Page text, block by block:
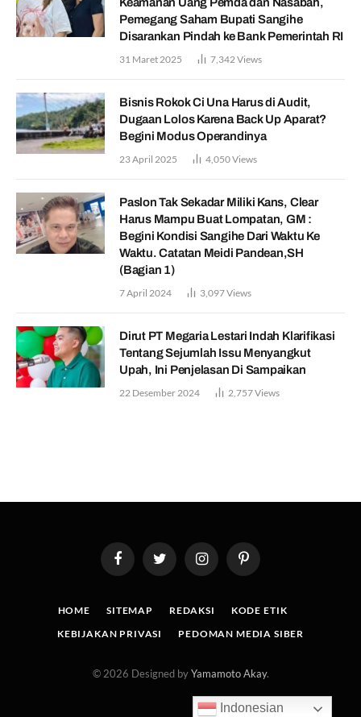
Pemegang Saham Bupati Sangihe
Disarankan Pindah ke Bank Pemerintah RI
31 Maret 2025 7,342 Views
Bisnis Rokok Ci Una Harus di Audit,
Dugaan Lolos Karena Back Up Aparat?
Begini Modus Operandinya
23 April 2025 4,050Views
Paslon Tak Sekadar Miliki Kans, Clear
Harus Mampu Buat Lompatan, GM :
Begini Kondisi Sangihe Dari Waktu Ke
Waktu. Catatan Meidi Pandean,SH
(Bagian 1)
7 April 2024 3,097Views
Dirut PT Megaria Lestari Indah Klarifikasi
Tentang Sejumlah Issu Menyangkut
Upah, Ini Penjelasan Di Sampaikan
22 Desember 2024 2,757Views
FacebookTwitter InstagramPinterest
HOME SITEMAP REDAKSI
KODE ETIK
KEBIJAKAN PRIVASI
PEDOMAN MEDIA SIBER
© 2026 Designed byYamamoto Akay.
Indonesian